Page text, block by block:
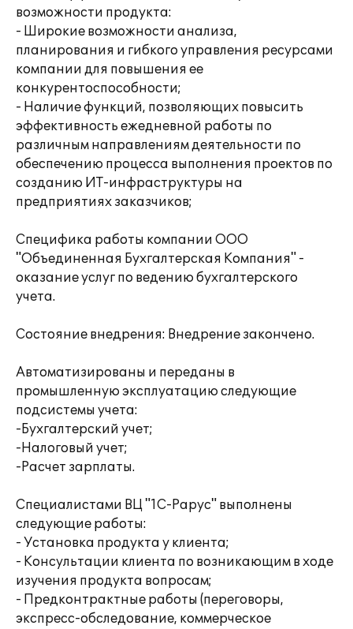
возможности продукта:
- Широкие возможности анализа,
планирования и гибкого управления ресурсами
компании для повышения ее
конкурентоспособности;
- Наличие функций, позволяющих повысить
эффективность ежедневной работы по
различным направлениям деятельности по
обеспечению процесса выполнения проектов по
созданию ИТ-инфраструктуры на
предприятиях заказчиков;
Специфика работы компании ООО
"Объединенная Бухгалтерская Компания" -
оказание услуг по ведению бухгалтерского
учета.
Состояние внедрения: Внедрение закончено.
Автоматизированы и переданы в
промышленную эксплуатацию следующие
подсистемы учета:
-Бухгалтерский учет;
-Налоговый учет;
-Расчет зарплаты.
Специалистами ВЦ "1С-Рарус" выполнены
следующие работы:
- Установка продукта у клиента;
- Консультации клиента по возникающим в ходе
изучения продукта вопросам;
- Предконтрактные работы (переговоры,
экспресс-обследование, коммерческое